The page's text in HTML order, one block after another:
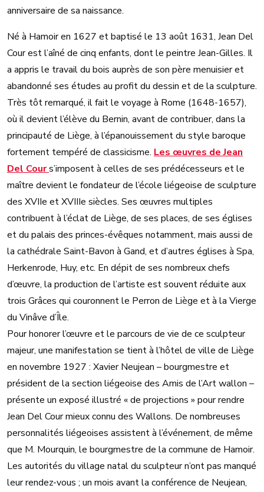
anniversaire de sa naissance.
Né à Hamoir en 1627 et baptisé le 13 août 1631, Jean Del
Cour est l’aîné de cinq enfants, dont le peintre Jean-Gilles. Il
a appris le travail du bois auprès de son père menuisier et
abandonné ses études au profit du dessin et de la sculpture.
Très tôt remarqué, il fait le voyage à Rome (1648-1657),
où il devient l’élève du Bernin, avant de contribuer, dans la
principauté de Liège, à l’épanouissement du style baroque
fortement tempéré de classicisme. Les œuvres de Jean
Del Cours’imposent à celles de ses prédécesseurs et le
maître devient le fondateur de l’école liégeoise de sculpture
des XVIIe et XVIIIe siècles. Ses œuvres multiples
contribuent à l’éclat de Liège, de ses places, de ses églises
et du palais des princes-évêques notamment, mais aussi de
la cathédrale Saint-Bavon à Gand, et d’autres églises à Spa,
Herkenrode, Huy, etc. En dépit de ses nombreux chefs
d’œuvre, la production de l’artiste est souvent réduite aux
trois Grâces qui couronnent le Perron de Liège et à la Vierge
du Vinâve d’Île.
Pour honorer l’œuvre et le parcours de vie de ce sculpteur
majeur, une manifestation se tient à l’hôtel de ville de Liège
en novembre 1927 : Xavier Neujean – bourgmestre et
président de la section liégeoise des Amis de l’Art wallon –
présente un exposé illustré « de projections » pour rendre
Jean Del Cour mieux connu des Wallons. De nombreuses
personnalités liégeoises assistent à l’événement, de même
que M. Mourquin, le bourgmestre de la commune de Hamoir.
Les autorités du village natal du sculpteur n’ont pas manqué
leur rendez-vous ; un mois avant la conférence de Neujean,